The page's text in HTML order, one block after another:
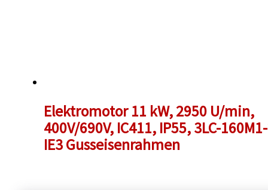
Elektromotor 11 kW, 2950 U/min,
400V/690V, IC411, IP55, 3LC-
IE3 Gusseisenrahmen